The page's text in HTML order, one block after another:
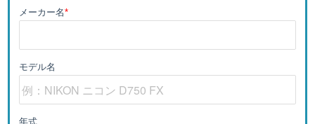
メーカー名*
モデル名
年式